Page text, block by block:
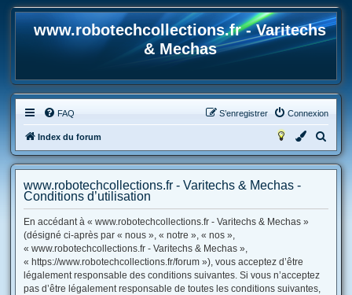
www.robotechcollections.fr - Varitechs
& Mechas
FAQ Connexion
S’enregistrer
Index du forum
e
e
www.robotechcollections.fr - Varitechs & Mechas -
Conditions d’utilisation
En accédant à « www.robotechcollections.fr - Varitechs & Mechas »
(désigné ci-après par « nous », « notre », « nos »,
« www.robotechcollections.fr - Varitechs & Mechas »,
« https://www.robotechcollections.fr/forum »), vous acceptez d’être
légalement responsable des conditions suivantes. Si vous n’acceptez
pas d’être légalement responsable de toutes les conditions suivantes,